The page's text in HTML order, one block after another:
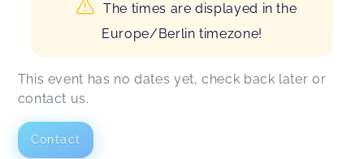
The times are displayed in the
Europe/Berlin timezone!
This event has no dates yet, check back later or
contact us.
Contact